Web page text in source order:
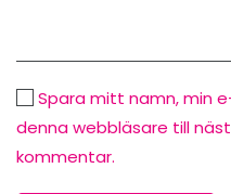
Spara mitt namn, min
denna webbläsare till
kommentar.